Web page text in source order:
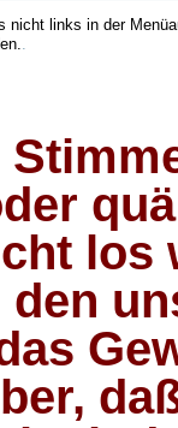
nicht links in der
los